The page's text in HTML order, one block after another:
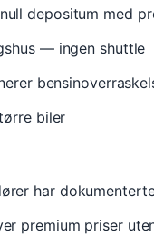
depositum med
— ingen shuttle
biler
har
premium priser